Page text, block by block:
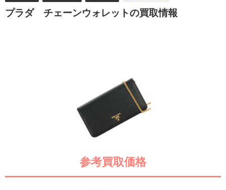
プラダ チェーンウォレットの買取情報
参考買取価格